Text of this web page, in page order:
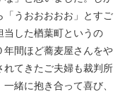
「うおおおおお」とすご
した楢葉町というの
間ほど蕎麦屋さんをや
てきたご夫婦も裁判所
緒に抱き合って喜び、